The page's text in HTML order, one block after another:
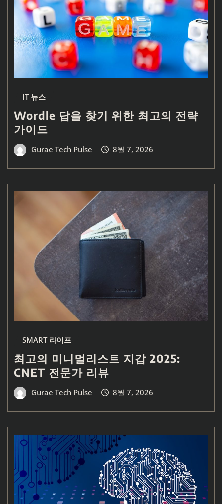
IT 뉴스
Wordle 답을 찾기 위한 최고의 전략
가이드
Gurae Tech Pulse 8월 7, 2026
SMART 라이프
최고의 미니멀리스트 지갑 2025:
CNET 전문가 리뷰
Gurae Tech Pulse 8월 7, 2026